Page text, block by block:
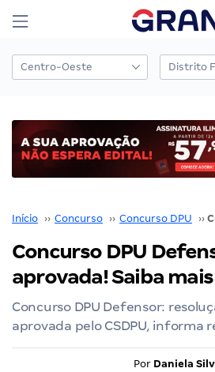
Início ›› Concurso ›› Concurso DPU ››
Concurso DPU
aprovada! Saiba mais
Concurso DPU Defensor:
aprovada pelo CSDPU, informa
Por Daniela